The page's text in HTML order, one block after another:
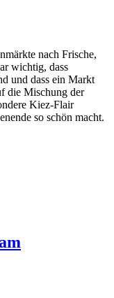
nach Frische,
wichtig, dass
und dass ein Markt
die Mischung der
Kiez-Flair
so schön macht.